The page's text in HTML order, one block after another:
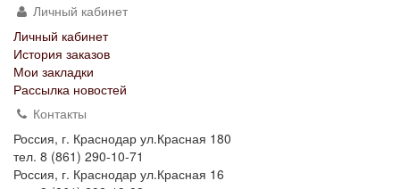
Личный кабинет
Личный кабинет
История заказов
Мои закладки
Рассылка новостей
Контакты
Россия, г. Краснодар ул.Красная 180
тел. 8 (861) 290-10-71
Россия, г. Краснодар ул.Красная 16